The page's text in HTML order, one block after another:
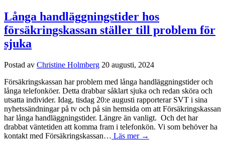
Långa handläggningstider hos
försäkringskassan ställer till problem för
sjuka
Postad av Christine Holmberg 20 augusti, 2024
Försäkringskassan har problem med långa handläggningstider och
långa telefonköer. Detta drabbar såklart sjuka och redan sköra och
utsatta individer. Idag, tisdag 20:e augusti rapporterar SVT i sina
nyhetssändningar på tv och på sin hemsida om att Försäkringskassan
har långa handläggningstider. Längre än vanligt. Och det har
drabbat väntetiden att komma fram i telefonkön. Vi som behöver ha
kontakt med Försäkringskassan… Läs mer →